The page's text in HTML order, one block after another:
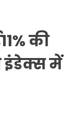
की
इंडेक्स में